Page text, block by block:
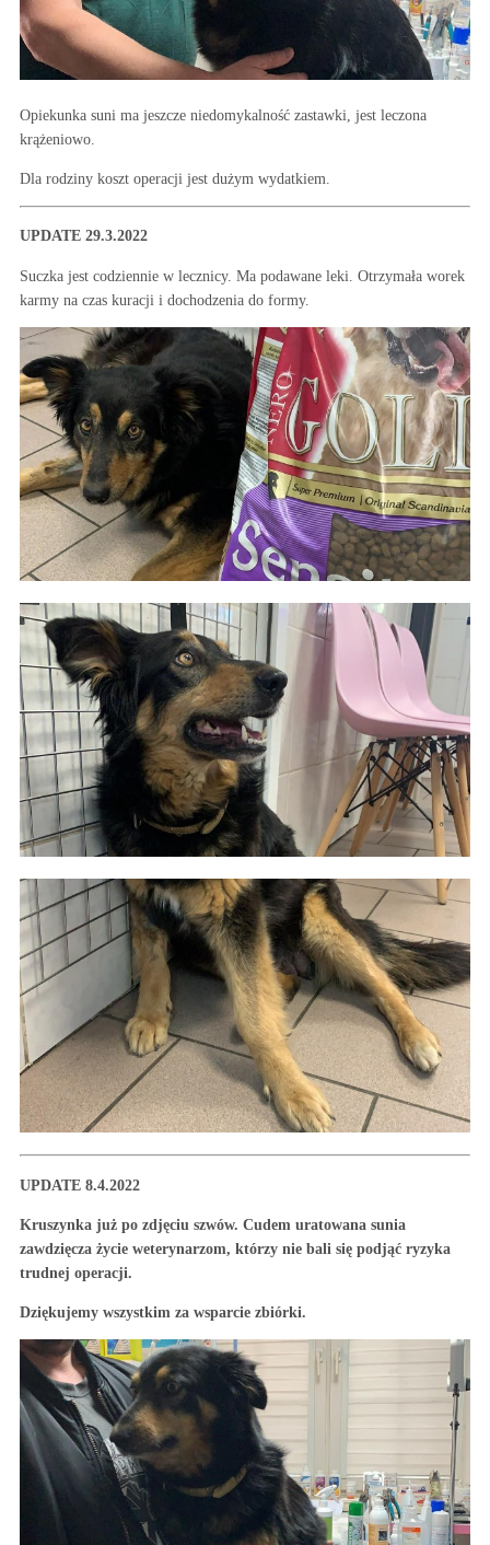
Opiekunka suni ma jeszcze niedomykalność zastawki, jest leczona
krążeniowo.
Dla rodziny koszt operacji jest dużym wydatkiem.
UPDATE 29.3.2022
Suczka jest codziennie w lecznicy. Ma podawane leki. Otrzymała worek
karmy na czas kuracji i dochodzenia do formy.
UPDATE 8.4.2022
Kruszynka już po zdjęciu szwów. Cudem uratowana sunia
zawdzięcza życie weterynarzom, którzy nie bali się podjąć ryzyka
trudnej operacji.
Dziękujemy wszystkim za wsparcie zbiórki.